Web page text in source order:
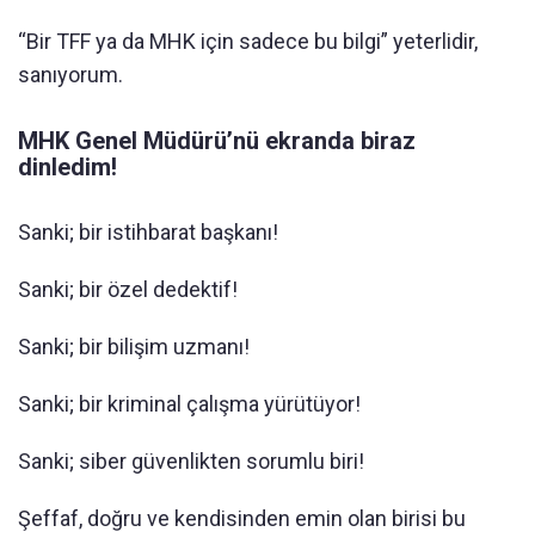
“Bir TFF ya da MHK için sadece bu bilgi” yeterlidir,
sanıyorum.
MHK Genel Müdürü’nü ekranda biraz
dinledim!
Sanki; bir istihbarat başkanı!
Sanki; bir özel dedektif!
Sanki; bir bilişim uzmanı!
Sanki; bir kriminal çalışma yürütüyor!
Sanki; siber güvenlikten sorumlu biri!
Şeffaf, doğru ve kendisinden emin olan birisi bu